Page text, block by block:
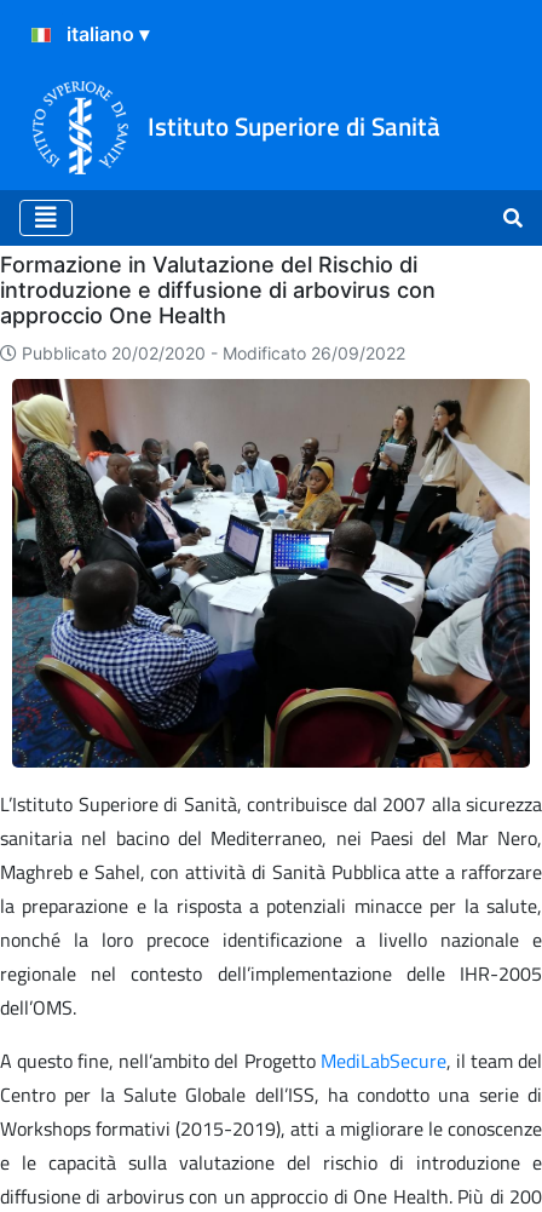
Istituto Superiore di Sanità
Home
Formazione in Valutazione del Rischio di
introduzione e diffusione di arbovirus con
approccio One Health
Pubblicato 20/02/2020 - Modificato 26/09/2022
L’Istituto Superiore di Sanità, contribuisce dal 2007 alla sicurezza
sanitaria nel bacino del Mediterraneo, nei Paesi del Mar Nero,
Maghreb e Sahel, con attività di Sanità Pubblica atte a rafforzare
la preparazione e la risposta a potenziali minacce per la salute,
nonché la loro precoce identificazione a livello nazionale e
regionale nel contesto dell’implementazione delle IHR-2005
dell’OMS.
A questo fine, nell’ambito del Progetto MediLabSecure, il team del
Centro per la Salute Globale dell’ISS, ha condotto una serie di
Workshops formativi (2015-2019), atti a migliorare le conoscenze
e le capacità sulla valutazione del rischio di introduzione e
diffusione di arbovirus con un approccio di One Health. Più di 200